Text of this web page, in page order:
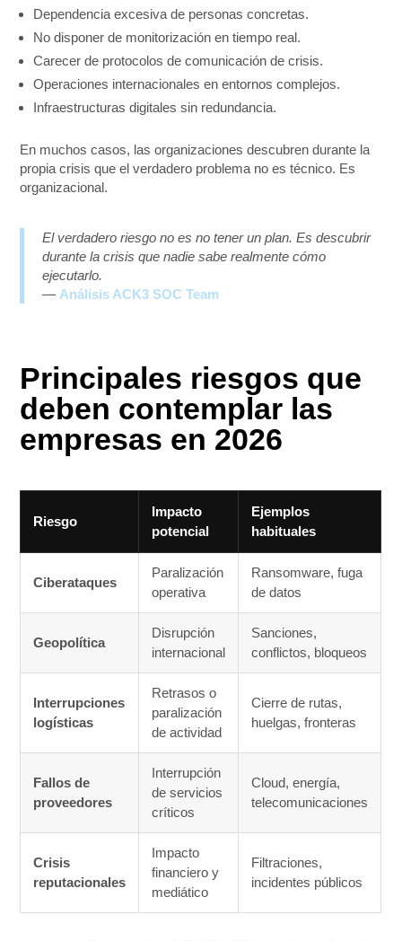
Dependencia excesiva de personas concretas.
No disponer de monitorización en tiempo real.
Carecer de protocolos de comunicación de crisis.
Operaciones internacionales en entornos complejos.
Infraestructuras digitales sin redundancia.
En muchos casos, las organizaciones descubren durante la
propia crisis que el verdadero problema no es técnico. Es
organizacional.
El verdadero riesgo no es no tener un plan. Es descubrir
durante la crisis que nadie sabe realmente cómo
ejecutarlo.
— Análisis ACK3 SOC Team
Principales riesgos que
deben contemplar las
empresas en 2026
Riesgo
Impacto
potencial
Ejemplos
habituales
Ciberataques
Paralización
operativa
Ransomware, fuga
de datos
Geopolítica
Disrupción
internacional
Sanciones,
conflictos, bloqueos
Interrupciones
logísticas
Retrasos o
paralización
de actividad
Cierre de rutas,
huelgas, fronteras
Fallos de
proveedores
Interrupción
de servicios
críticos
Cloud, energía,
telecomunicaciones
Crisis
reputacionales
Impacto
financiero y
mediático
Filtraciones,
incidentes públicos